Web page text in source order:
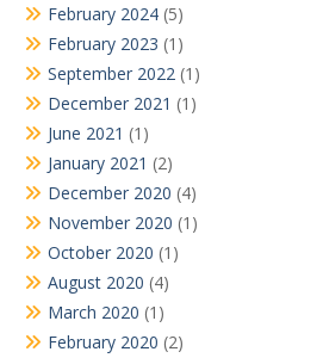
February 2024 (5)
February 2023 (1)
September 2022 (1)
December 2021 (1)
June 2021 (1)
January 2021 (2)
December 2020 (4)
November 2020 (1)
October 2020 (1)
August 2020 (4)
March 2020 (1)
February 2020 (2)